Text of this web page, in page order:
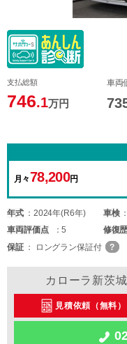
支払総額
746.1万円
車両
月々78,200円
年式 2024年(R6年) 車検
車両評価点 5 修復歴
保証
ロングラン保証付
カローラ新茨
見積依頼（無料）